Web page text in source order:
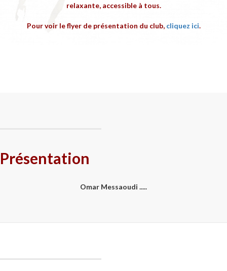
relaxante, accessible à tous.
Pour voir le flyer de présentation du club, cliquez ici.
Présentation
Omar Messaoudi .....